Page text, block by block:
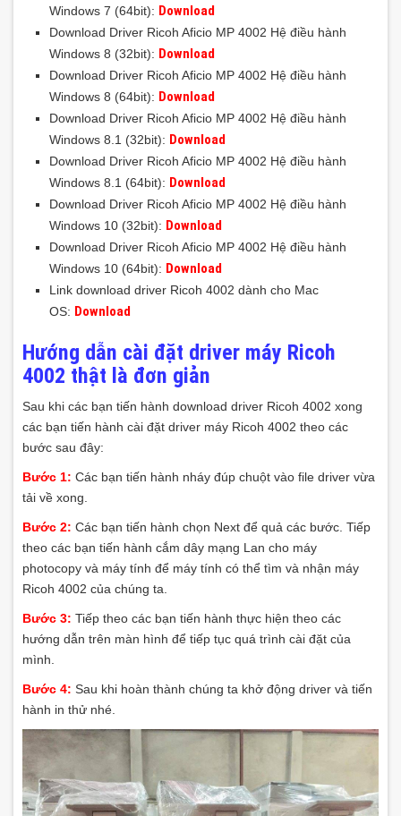
Windows 7 (64bit): Download
Download Driver Ricoh Aficio MP 4002 Hệ điều hành
Windows 8 (32bit): Download
Download Driver Ricoh Aficio MP 4002 Hệ điều hành
Windows 8 (64bit): Download
Download Driver Ricoh Aficio MP 4002 Hệ điều hành
Windows 8.1 (32bit): Download
Download Driver Ricoh Aficio MP 4002 Hệ điều hành
Windows 8.1 (64bit): Download
Download Driver Ricoh Aficio MP 4002 Hệ điều hành
Windows 10 (32bit): Download
Download Driver Ricoh Aficio MP 4002 Hệ điều hành
Windows 10 (64bit): Download
Link download driver Ricoh 4002 dành cho Mac
OS: Download
Hướng dẫn cài đặt driver máy Ricoh
4002 thật là đơn giản
Sau khi các bạn tiến hành download driver Ricoh 4002 xong
các bạn tiến hành cài đặt driver máy Ricoh 4002 theo các
bước sau đây:
Bước 1: Các bạn tiến hành nháy đúp chuột vào file driver vừa
tải về xong.
Bước 2: Các bạn tiến hành chọn Next để quả các bước. Tiếp
theo các bạn tiến hành cắm dây mạng Lan cho máy
photocopy và máy tính để máy tính có thể tìm và nhận máy
Ricoh 4002 của chúng ta.
Bước 3: Tiếp theo các bạn tiến hành thực hiện theo các
hướng dẫn trên màn hình để tiếp tục quá trình cài đặt của
mình.
Bước 4: Sau khi hoàn thành chúng ta khở động driver và tiến
hành in thử nhé.